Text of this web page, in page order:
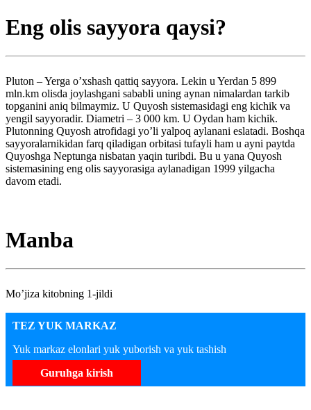
Eng olis sayyora qaysi?
Pluton – Yerga o’xshash qattiq sayyora. Lekin u Yerdan 5 899
mln.km olisda joylashgani sababli uning aynan nimalardan tarkib
topganini aniq bilmaymiz. U Quyosh sistemasidagi eng kichik va
yengil sayyoradir. Diametri – 3 000 km. U Oydan ham kichik.
Plutonning Quyosh atrofidagi yo’li yalpoq aylanani eslatadi. Boshqa
sayyoralarnikidan farq qiladigan orbitasi tufayli ham u ayni paytda
Quyoshga Neptunga nisbatan yaqin turibdi. Bu u yana Quyosh
sistemasining eng olis sayyorasiga aylanadigan 1999 yilgacha
davom etadi.
Manba
Mo’jiza kitobning 1-jildi
TEZ YUK MARKAZ
Yuk markaz elonlari yuk yuborish va yuk tashish
Guruhga kirish